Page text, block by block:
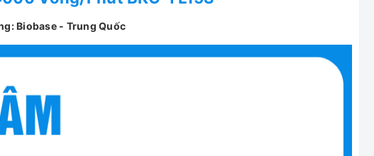
Biobase - Trung Quốc